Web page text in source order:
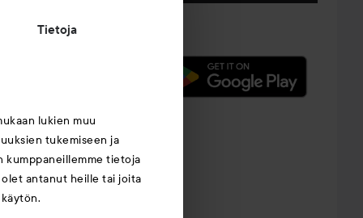
Tietoja
lukien muu
tukemiseen ja
kumppaneillemme tietoja
antanut heille tai joita